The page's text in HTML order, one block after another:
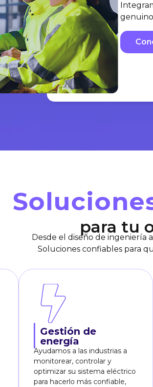
para tu
Desde el diseño de ingeniería
Soluciones confiables para
Gestión de
energía
Ayudamos a las industrias a
monitorear, controlar y
optimizar su sistema eléctrico
para hacerlo más confiable,